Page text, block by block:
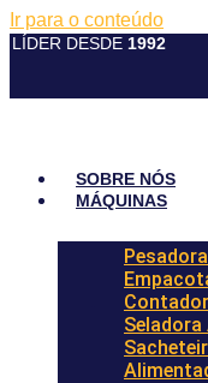
Ir para o conteúdo
LÍDER DESDE 1992
SOBRE NÓS
MÁQUINAS